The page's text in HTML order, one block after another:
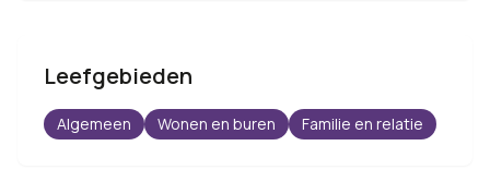
Leefgebieden
Algemeen Wonen en buren Familie en relatie